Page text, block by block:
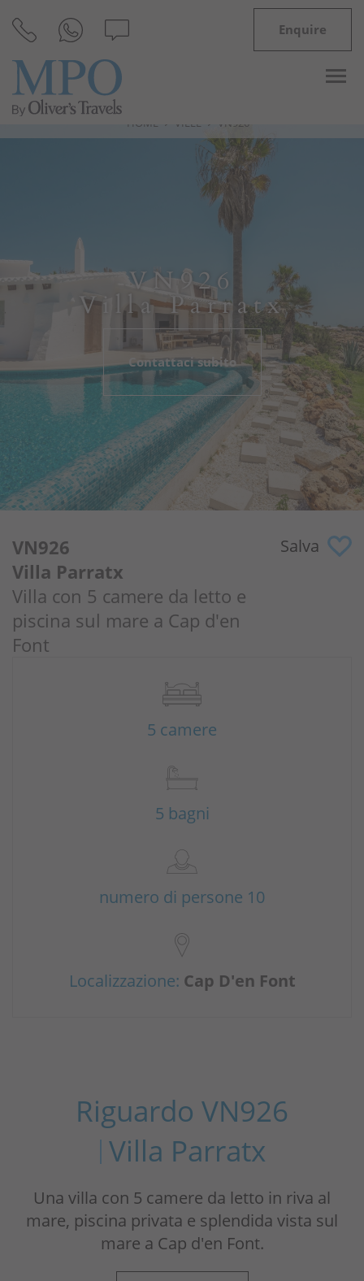
Enquire
Minorca
Perché noi?
Proprietari
Portale
VN926
Villa Parratx
Contattaci subito
HOME VILLE VN926
Villa con 5 camere da letto e
piscina sul mare a Cap d'en
Font
VN926
Villa Parratx
Salva
5 camere
5 bagni
numero di persone 10
Localizzazione: Cap D'en Font
Riguardo VN926
Villa Parratx
Una villa con 5 camere da letto in riva al
mare, piscina privata e splendida vista sul
mare a Cap d'en Font.